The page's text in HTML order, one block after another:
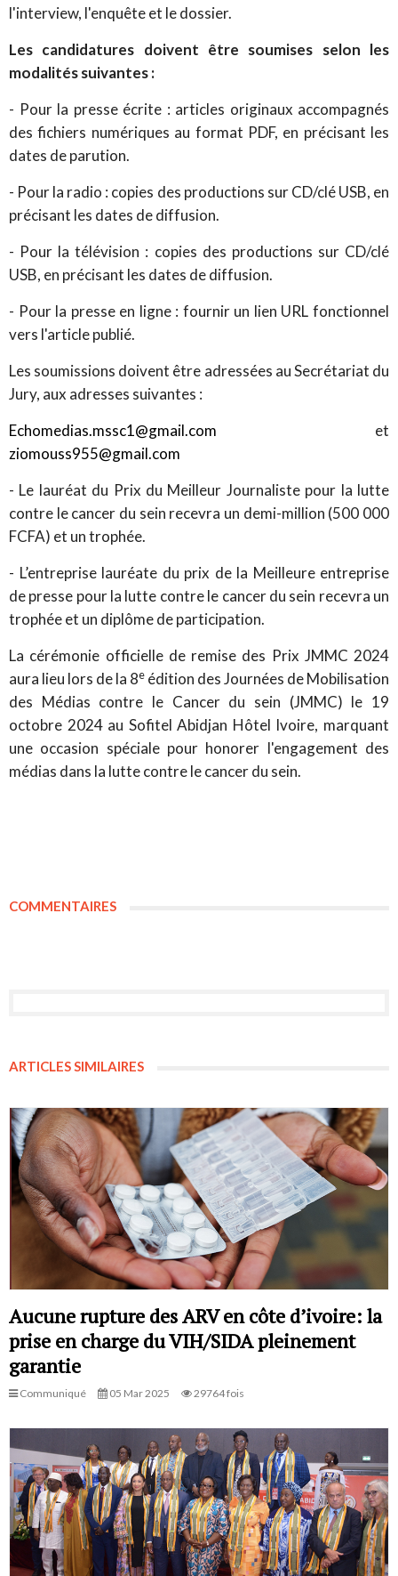
l'interview, l'enquête et le dossier.
Les candidatures doivent être soumises selon les
modalités suivantes :
- Pour la presse écrite : articles originaux accompagnés
des fichiers numériques au format PDF, en précisant les
dates de parution.
- Pour la radio : copies des productions sur CD/clé USB, en
précisant les dates de diffusion.
- Pour la télévision : copies des productions sur CD/clé
USB, en précisant les dates de diffusion.
- Pour la presse en ligne : fournir un lien URL fonctionnel
vers l'article publié.
Les soumissions doivent être adressées au Secrétariat du
Jury, aux adresses suivantes :
Echomedias.mssc1@gmail.com et
ziomouss955@gmail.com
- Le lauréat du Prix du Meilleur Journaliste pour la lutte
contre le cancer du sein recevra un demi-million (500 000
FCFA) et un trophée.
- L’entreprise lauréate du prix de la Meilleure entreprise
de presse pour la lutte contre le cancer du sein recevra un
trophée et un diplôme de participation.
La cérémonie officielle de remise des Prix JMMC 2024
aura lieu lors de la 8e édition des Journées de Mobilisation
des Médias contre le Cancer du sein (JMMC) le 19
octobre 2024 au Sofitel Abidjan Hôtel Ivoire, marquant
une occasion spéciale pour honorer l'engagement des
médias dans la lutte contre le cancer du sein.
COMMENTAIRES
ARTICLES SIMILAIRES
Aucune rupture des ARV en côte d’ivoire: la
prise en charge du VIH/SIDA pleinement
garantie
Communiqué 05 Mar 2025 29764 fois